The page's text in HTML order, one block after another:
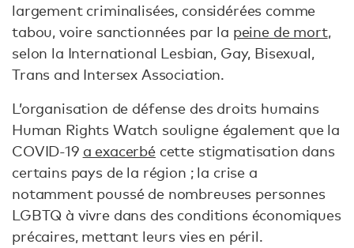
largement criminalisées, considérées comme
tabou, voire sanctionnées par la peine de mort,
selon la International Lesbian, Gay, Bisexual,
Trans and Intersex Association.
L’organisation de défense des droits humains
Human Rights Watch souligne également que la
COVID-19 a exacerbécette stigmatisation dans
certains pays de la région ; la crise a
notamment poussé de nombreuses personnes
LGBTQ à vivre dans des conditions économiques
précaires, mettant leurs vies en péril.